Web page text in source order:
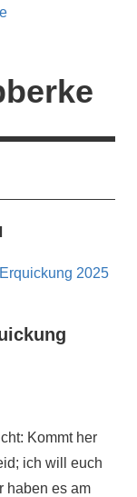
Kommt her
ich will euch
haben es am